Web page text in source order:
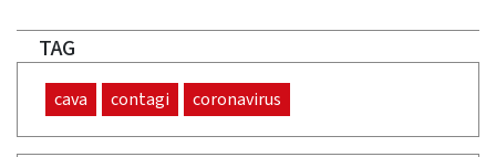
TAG
cava contagi coronavirus